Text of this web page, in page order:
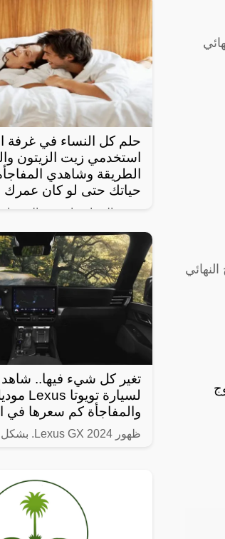
حساب المواطن لحماية الأسر
حلم كل النساء في غرفة
استخدمي زيت الزيتون
الطريقة وشاهدي
حياتك حتى لو كان عمرك 50 عاماً!!
تبحث النساء عادة عن الوصفات
استخداماً بهدف الحصول
وناعم، ومن أبرز تلك الوصفات
والجسم للحصول على أفضل
قصيرة،
تغير كل شيء فيها..
والمفاجأة كم سعرها في
ظهور Lexus GX 2024. بشكل رسمي